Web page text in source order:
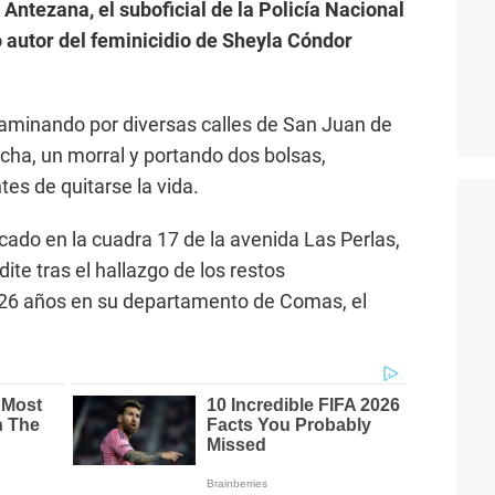
el suboficial de la Policía Nacional
del feminicidio de Sheyla Cóndor
por diversas calles de San Juan de
un morral y portando dos bolsas,
de quitarse la vida.
en la cuadra 17 de la avenida Las Perlas,
tras el hallazgo de los restos
años en su departamento de Comas, el